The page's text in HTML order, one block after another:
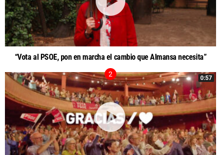
“Vota al PSOE, pon en marcha el cambio que Almansa necesita”
0:57